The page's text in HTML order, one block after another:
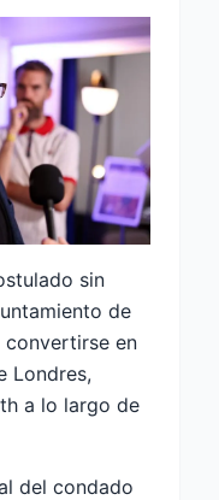
sin
de
convertirse en
Londres,
a lo largo de
del condado